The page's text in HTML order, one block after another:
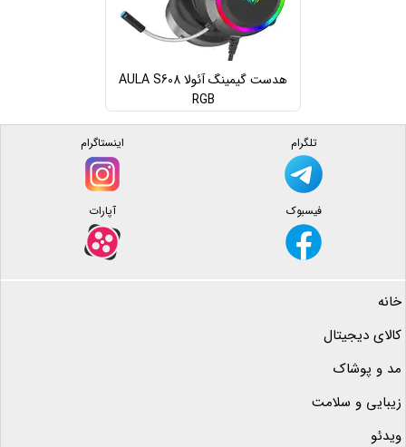
هدست گیمینگ آئولا AULA S608
RGB
تلگرام اینستاگرام
فیسبوک آپارات
خانه
کالای دیجیتال
مد و پوشاک
زیبایی و سلامت
ویدئو